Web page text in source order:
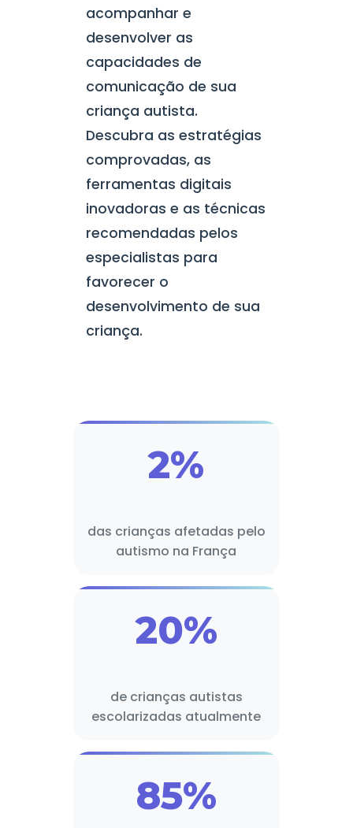
acompanhar e
desenvolver as
capacidades de
comunicação de sua
criança autista.
Descubra as estratégias
comprovadas, as
ferramentas digitais
inovadoras e as técnicas
recomendadas pelos
especialistas para
favorecer o
desenvolvimento de sua
criança.
2%
das crianças afetadas pelo
autismo na França
20%
de crianças autistas
escolarizadas atualmente
85%